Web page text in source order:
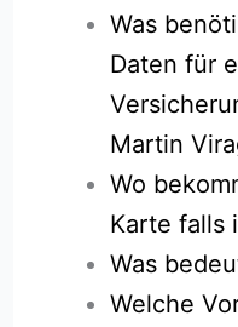
Was
Daten für
Martin
Wo
Karte falls
Was
Welche